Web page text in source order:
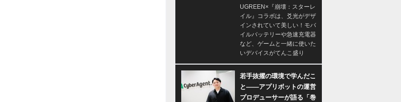
UGREEN×『崩壊：スターレ
イル』コラボは、爻光がデザ
インされていて美しい！モバ
イルバッテリーや急速充電器
など、ゲームと一緒に使いた
いデバイスがてんこ盛り
若手抜擢の環境で学んだこ
と――アプリボットの運営
プロデューサーが語る「巻